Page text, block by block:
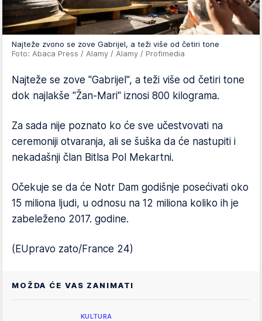
Najteže zvono se zove Gabrijel, a teži više od četiri tone
Foto: Abaca Press / Alamy / Alamy / Profimedia
Najteže se zove "Gabrijel", a teži više od četiri tone
dok najlakše "Žan-Mari" iznosi 800 kilograma.
Za sada nije poznato ko će sve učestvovati na
ceremoniji otvaranja, ali se šuška da će nastupiti i
nekadašnji član Bitlsa Pol Mekartni.
Očekuje se da će Notr Dam godišnje posećivati oko
15 miliona ljudi, u odnosu na 12 miliona koliko ih je
zabeleženo 2017. godine.
(EUpravo zato/France 24)
MOŽDA ĆE VAS ZANIMATI
KULTURA